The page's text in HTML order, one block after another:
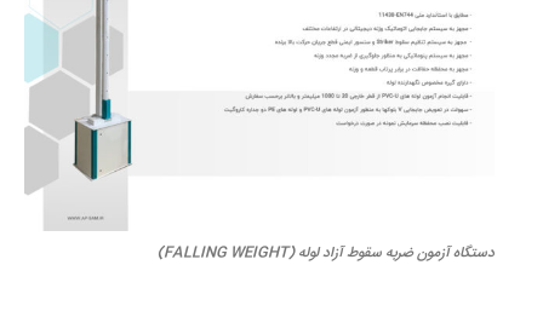
دستگاه آزمون ضربه سقوط آزاد لوله (FALLING WEIGHT)